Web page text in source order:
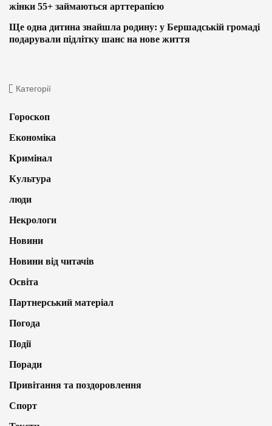
жінки 55+ займаються арттерапією
Ще одна дитина знайшла родину: у Бершадській громаді
подарували підлітку шанс на нове життя
Категорії
Гороскоп
Економіка
Кримінал
Культура
люди
Некрологи
Новини
Новини від читачів
Освіта
Партнерський матеріал
Погода
Події
Поради
Привітання та поздоровлення
Спорт